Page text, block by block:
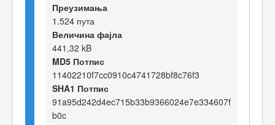
Преузимања
1.524 пута
Величина фајла
441,32 kB
MD5 Потпис
11402210f7cc0910c4741728bf8c76f3
SHA1 Потпис
91a95d242d4ec715b33b9366024e7e334607f
b0c